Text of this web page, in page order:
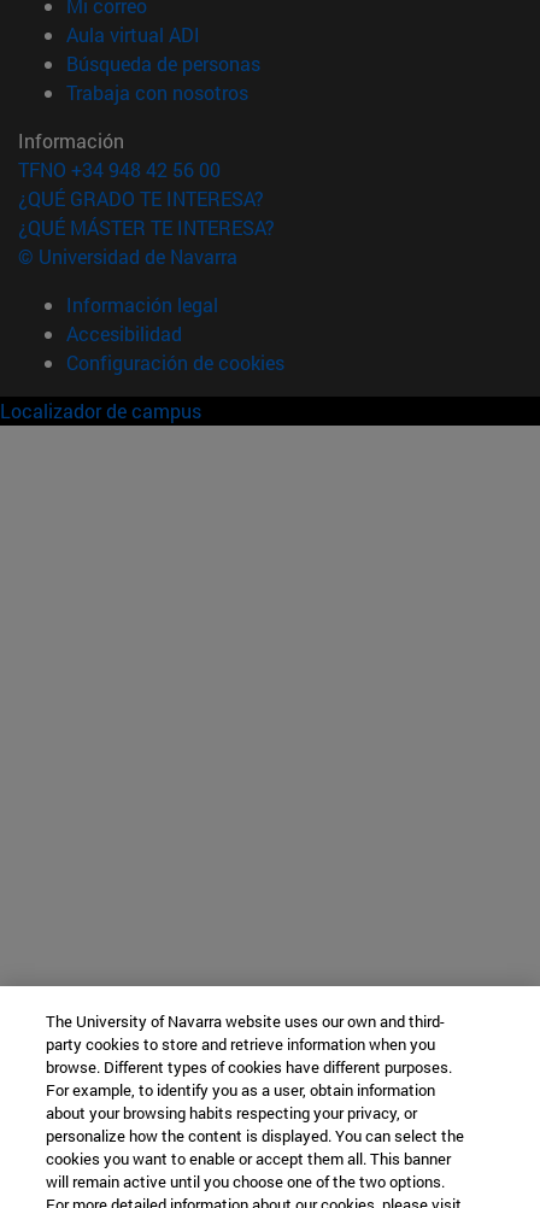
Aula virtual ADI
Búsqueda de personas(abre en nueva ventana)
Trabaja con nosotros(abre en nueva ventana)
Información
TFNO +34 948 42 56 00
¿QUÉ GRADO TE INTERESA?
¿QUÉ MÁSTER TE INTERESA?
© Universidad de Navarra
Información legal
Accesibilidad
Configuración de cookies
Localizador de campus
The University of Navarra website uses our own and third-
party cookies to store and retrieve information when you
browse. Different types of cookies have different purposes.
For example, to identify you as a user, obtain information
about your browsing habits respecting your privacy, or
personalize how the content is displayed. You can select the
cookies you want to enable or accept them all. This banner
will remain active until you choose one of the two options.